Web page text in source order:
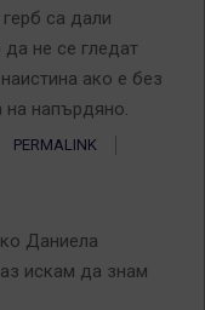
са дали
да не се гледат
ако е без
на напърдяно.
PERMALINK
Даниела
искам да знам